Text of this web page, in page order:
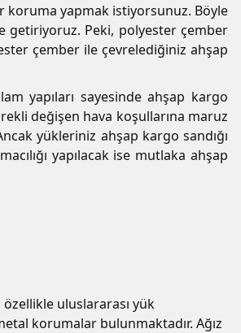
koruma yapmak istiyorsunuz. Böyle
getiriyoruz. Peki, polyester çember
çember ile çevrelediğiniz ahşap
yapıları sayesinde ahşap kargo
değişen hava koşullarına maruz
yükleriniz ahşap kargo sandığı
yapılacak ise mutlaka ahşap
uluslararası yük
korumalar bulunmaktadır. Ağız